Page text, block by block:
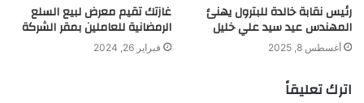
رئيس نقابة خالدة للبترول يهنئ
المهندس عيد سيد علي خليل
أغسطس 8, 2025
غازتك تقيم معرض لبيع السلع
الرمضانية للعاملين بمقر الشركة
فبراير 26, 2024
اترك تعليقاً